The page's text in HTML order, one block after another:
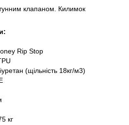
клапаном. Килимок
Rip Stop
(щільність 18кг/м3)
кг